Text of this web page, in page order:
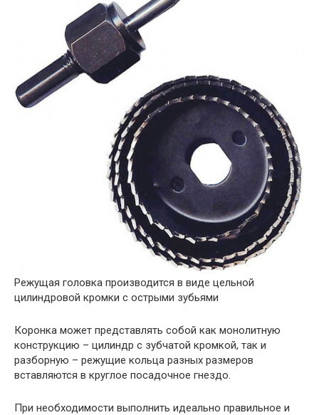
Режущая головка производится в виде цельной
цилиндровой кромки с острыми зубьями
Коронка может представлять собой как монолитную
конструкцию – цилиндр с зубчатой кромкой, так и
разборную – режущие кольца разных размеров
вставляются в круглое посадочное гнездо.
При необходимости выполнить идеально правильное и